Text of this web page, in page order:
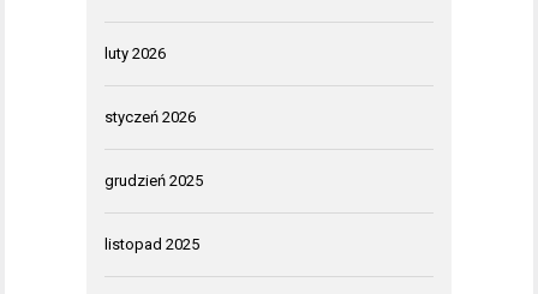
luty 2026
styczeń 2026
grudzień 2025
listopad 2025